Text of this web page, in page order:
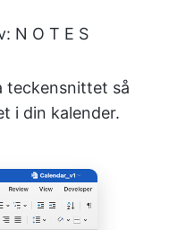
N O T E S
teckensnittet så
i din kalender.